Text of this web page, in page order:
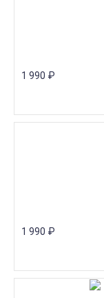
1 990 ₽
1 990 ₽